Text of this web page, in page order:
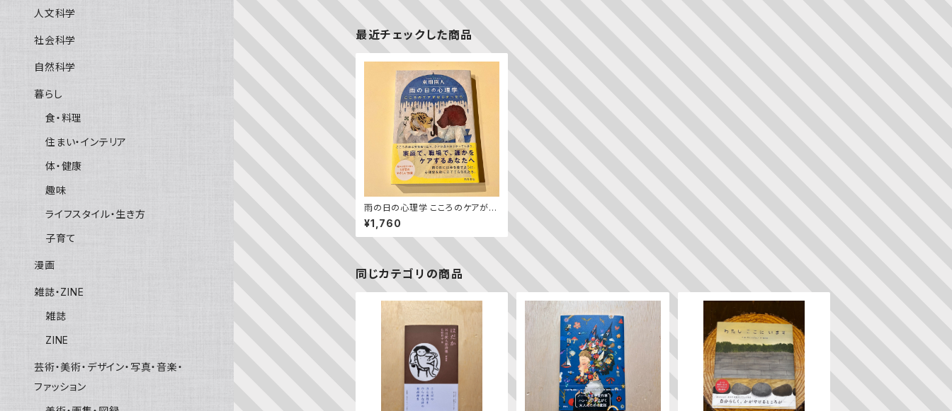
最近チェックした商品
雨の日の心理学 こころのケアがは
じまったら
¥1,760
同じカテゴリの商品
人文科学
社会科学
自然科学
暮らし
食・料理
住まい・インテリア
体・健康
趣味
ライフスタイル・生き方
子育て
漫画
雑誌・ZINE
雑誌
ZINE
芸術・美術・デザイン・写真・音楽・
ファッション